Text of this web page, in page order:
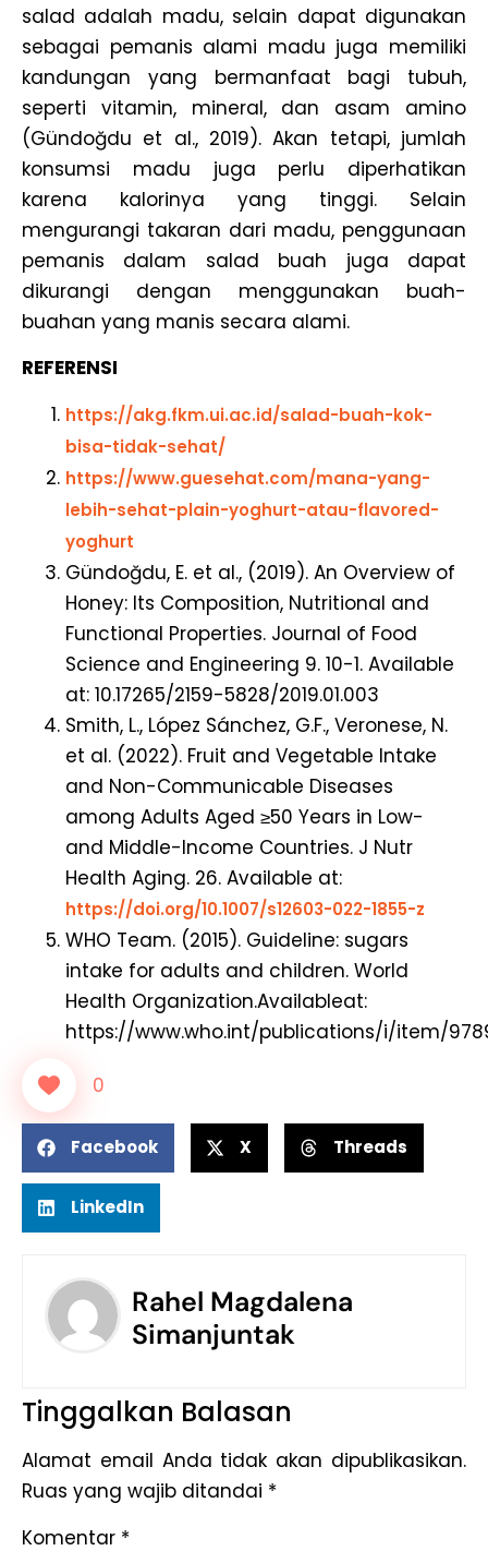
salad adalah madu, selain dapat digunakan
sebagai pemanis alami madu juga memiliki
kandungan yang bermanfaat bagi tubuh,
seperti vitamin, mineral, dan asam amino
(Gündoğdu et al., 2019). Akan tetapi, jumlah
konsumsi madu juga perlu diperhatikan
karena kalorinya yang tinggi. Selain
mengurangi takaran dari madu, penggunaan
pemanis dalam salad buah juga dapat
dikurangi dengan menggunakan buah-
buahan yang manis secara alami.
REFERENSI
https://akg.fkm.ui.ac.id/salad-buah-kok-
bisa-tidak-sehat/
https://www.guesehat.com/mana-yang-
lebih-sehat-plain-yoghurt-atau-flavored-
yoghurt
Gündoğdu, E. et al., (2019). An Overview of
Honey: Its Composition, Nutritional and
Functional Properties. Journal of Food
Science and Engineering 9. 10-1. Available
at: 10.17265/2159-5828/2019.01.003
Smith, L., López Sánchez, G.F., Veronese, N.
et al. (2022). Fruit and Vegetable Intake
and Non-Communicable Diseases
among Adults Aged ≥50 Years in Low-
and Middle-Income Countries. J Nutr
Health Aging. 26. Available at:
https://doi.org/10.1007/s12603-022-1855-z
WHO Team. (2015). Guideline: sugars
intake for adults and children. World
Health Organization.Availableat:
https://www.who.int/publications/i/item/
0
Facebook X Threads
LinkedIn
Rahel Magdalena
Simanjuntak
Tinggalkan Balasan
Alamat email Anda tidak akan dipublikasikan.
Ruas yang wajib ditandai *
Komentar *